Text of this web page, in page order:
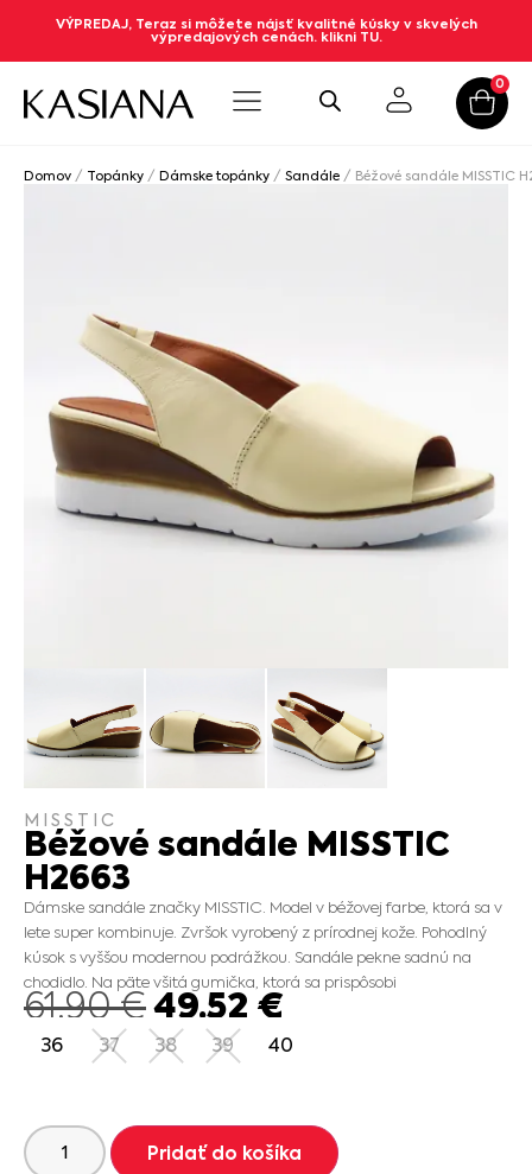
VÝPREDAJ, Teraz si môžete nájsť kvalitné kúsky v skvelých
výpredajových cenách. klikni TU.
0
Domov / Topánky / Dámske topánky / Sandále / Béžové sandále MISSTIC
MISSTIC
Béžové sandále MISSTIC
H2663
Dámske sandále značky MISSTIC. Model v béžovej farbe, ktorá sa v
lete super kombinuje. Zvršok vyrobený z prírodnej kože. Pohodlný
kúsok s vyššou modernou podrážkou. Sandále pekne sadnú na
chodidlo. Na päte všitá gumička, ktorá sa prispôsobi
61.90€49.52€
36 37 38 39 40
Pridať do košíka